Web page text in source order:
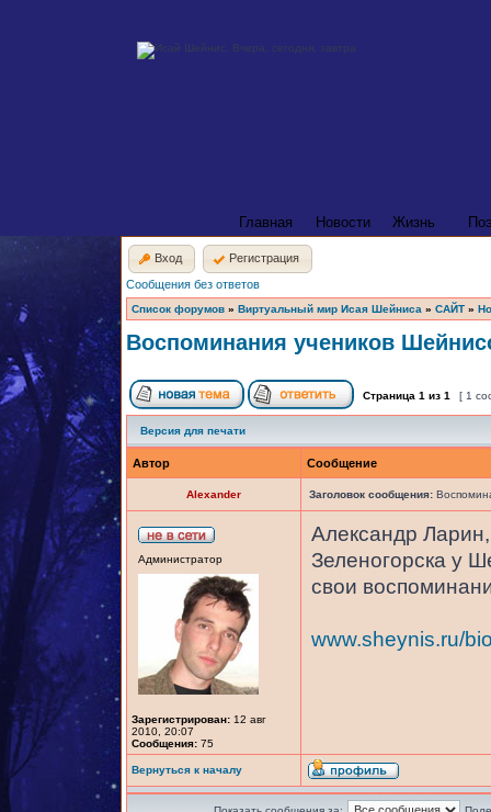
Главная Новости Жизнь
Вход
Регистрация
Сообщения без ответов
Список форумов » Виртуальный мир Исая Шейниса » САЙТ »
Воспоминания учеников
Страница 1 из 1 [ 1
Версия для печати
Автор Сообщение
Alexander Заголовок сообщения:
Администратор
Зарегистрирован: 12 авг
2010, 20:07
Сообщения: 75
Александр
Зеленогорска у
свои
www.sheynis.ru/
Вернуться к началу